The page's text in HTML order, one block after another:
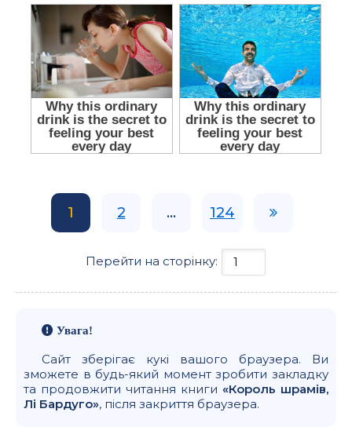
1 2 ... 124
Перейти на сторінку:
Увага!
Сайт зберігає кукі вашого браузера. Ви
зможете в будь-який момент зробити закладку
та продовжити читання книги «Король шрамів,
Лі Бардуго», після закриття браузера.